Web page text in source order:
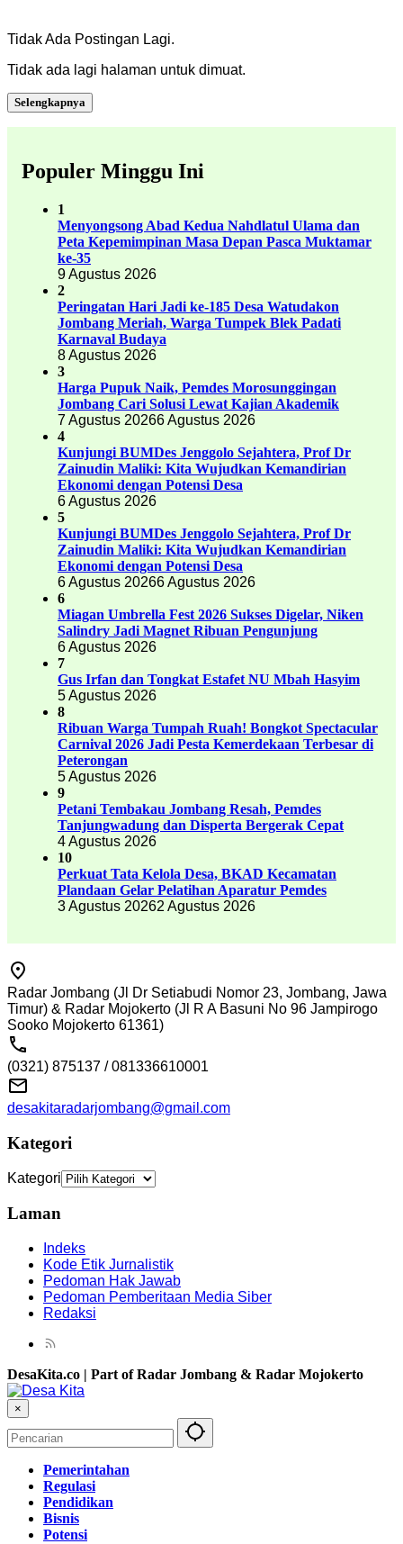
Tidak Ada Postingan Lagi.
Tidak ada lagi halaman untuk dimuat.
Selengkapnya
Populer Minggu Ini
1
Menyongsong Abad Kedua Nahdlatul Ulama dan
Peta Kepemimpinan Masa Depan Pasca Muktamar
ke-35
9 Agustus 2026
2
Peringatan Hari Jadi ke-185 Desa Watudakon
Jombang Meriah, Warga Tumpek Blek Padati
Karnaval Budaya
8 Agustus 2026
3
Harga Pupuk Naik, Pemdes Morosunggingan
Jombang Cari Solusi Lewat Kajian Akademik
7 Agustus 20266 Agustus 2026
4
Kunjungi BUMDes Jenggolo Sejahtera, Prof Dr
Zainudin Maliki: Kita Wujudkan Kemandirian
Ekonomi dengan Potensi Desa
6 Agustus 2026
5
Kunjungi BUMDes Jenggolo Sejahtera, Prof Dr
Zainudin Maliki: Kita Wujudkan Kemandirian
Ekonomi dengan Potensi Desa
6 Agustus 20266 Agustus 2026
6
Miagan Umbrella Fest 2026 Sukses Digelar, Niken
Salindry Jadi Magnet Ribuan Pengunjung
6 Agustus 2026
7
Gus Irfan dan Tongkat Estafet NU Mbah Hasyim
5 Agustus 2026
8
Ribuan Warga Tumpah Ruah! Bongkot Spectacular
Carnival 2026 Jadi Pesta Kemerdekaan Terbesar di
Peterongan
5 Agustus 2026
9
Petani Tembakau Jombang Resah, Pemdes
Tanjungwadung dan Disperta Bergerak Cepat
4 Agustus 2026
10
Perkuat Tata Kelola Desa, BKAD Kecamatan
Plandaan Gelar Pelatihan Aparatur Pemdes
3 Agustus 20262 Agustus 2026
Radar Jombang (Jl Dr Setiabudi Nomor 23, Jombang, Jawa
Timur) & Radar Mojokerto (Jl R A Basuni No 96 Jampirogo
Sooko Mojokerto 61361)
(0321) 875137 / 081336610001
desakitaradarjombang@gmail.com
Kategori
Kategori
Laman
Indeks
Kode Etik Jurnalistik
Pedoman Hak Jawab
Pedoman Pemberitaan Media Siber
Redaksi
DesaKita.co | Part of Radar Jombang & Radar Mojokerto
×
Pemerintahan
Regulasi
Pendidikan
Bisnis
Potensi